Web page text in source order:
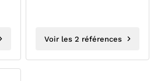
Voir les 2 références